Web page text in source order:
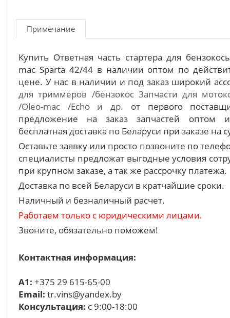
Примечание
Купить Ответная часть стартера для
mac Sparta 42/44 в наличии оптом по
цене. У нас в наличии и под заказ широкий
для триммеров /бензокос Запчасти для
/Oleo-mac /Echo и др. от первого
предложение на заказ запчастей оптом
бесплатная доставка по Беларуси при заказе на
Оставьте заявку или просто позвоните по
специалисты предложат выгодные условия
при крупном заказе, а так же рассрочку платежа.
Доставка по всей Беларуси в кратчайшие сроки.
Наличный и безналичный расчет.
Работаем только с юридическими лицами.
Звоните, обязательно поможем!
Контактная информация:
A1: +375 29 615-65-00
Email: tr.vins@yandex.by
Консультация: с 9:00-18:00